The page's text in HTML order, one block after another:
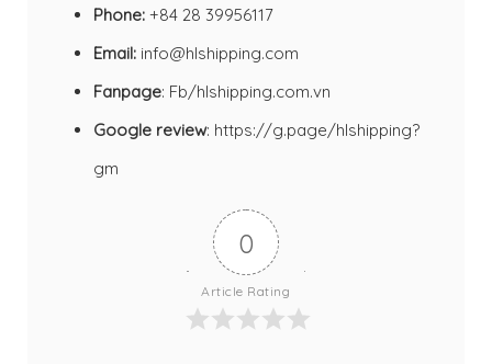
Phone: +84 28 39956117
Email: info@hlshipping.com
Fanpage: Fb/hlshipping.com.vn
Google review: https://g.page/hlshipping?
gm
0
Article Rating